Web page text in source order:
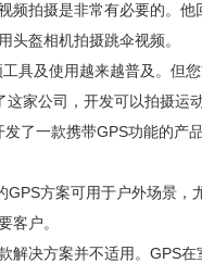
频拍摄是非常有必要的。
头盔相机拍摄跳伞视频。
具及使用越来越普及。但
家公司，开发可以拍摄运
发了一款携带GPS功能的产
方案可用于户外场景，
客户。
解决方案并不适用。GPS